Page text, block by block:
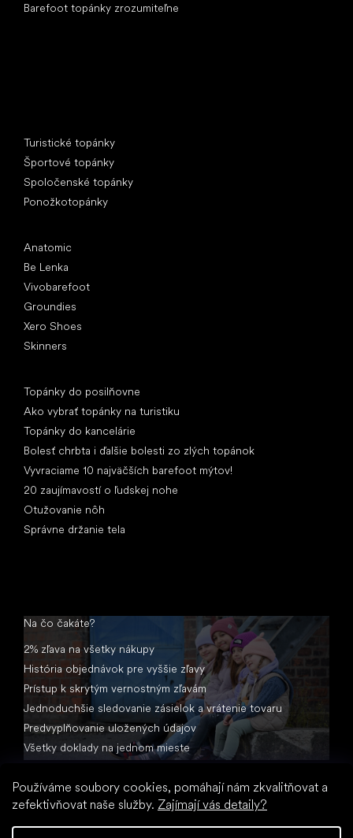
Používáme soubory cookies, pomáhají nám zkvalitňovat a
zefektivňovat naše služby. Zajímají vás detaily?
Barefoot topánky zrozumiteľne
Turistické topánky
Športové topánky
Spoločenské topánky
Ponožkotopánky
Anatomic
Be Lenka
Vivobarefoot
Groundies
Xero Shoes
Skinners
Topánky do posilňovne
Ako vybrať topánky na turistiku
Topánky do kancelárie
Bolesť chrbta i ďalšie bolesti zo zlých topánok
Vyvraciame 10 najväčších barefoot mýtov!
20 zaujímavostí o ľudskej nohe
Otužovanie nôh
Správne držanie tela
Na čo čakáte?
2% zľava na všetky nákupy
História objednávok pre vyššie zľavy
Prístup k skrytým vernostným zľavám
Jednoduchšie sledovanie zásielok a vrátenie tovaru
Predvyplňovanie uložených údajov
Všetky doklady na jednom mieste